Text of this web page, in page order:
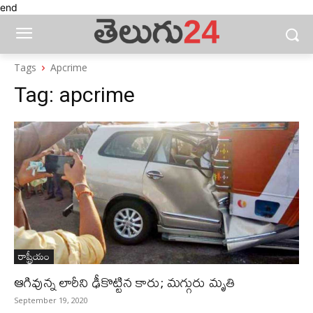
end
Tags Apcrime
Tag: apcrime
రాష్ట్రీయం
ఆగివున్న లారీని ఢీకొట్టిన కారు; మగ్గురు మృతి
September 19, 2020